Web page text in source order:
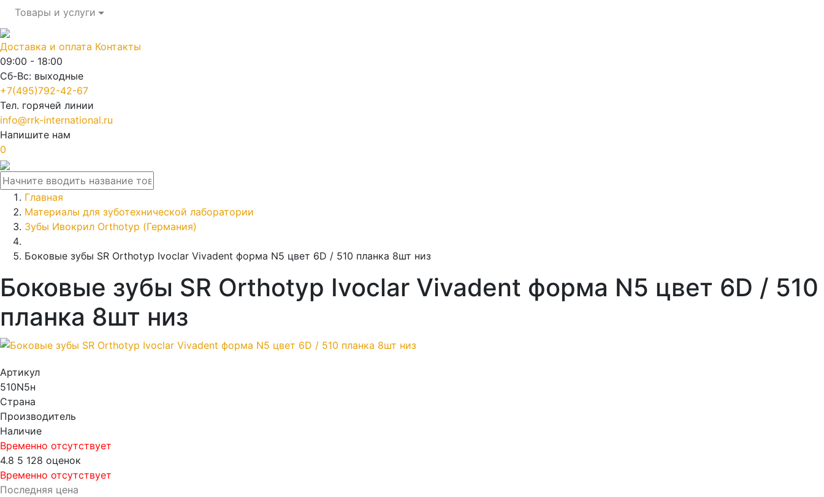
Товары и услуги
Доставка и оплата Контакты
09:00 - 18:00
Сб-Вс: выходные
+7(495)792-42-67
Тел. горячей линии
info@rrk-international.ru
Напишите нам
0
Главная
Материалы для зуботехнической лаборатории
Зубы Ивокрил Orthotyp (Германия)
Боковые зубы SR Orthotyp Ivoclar Vivadent форма N5 цвет 6D / 510 планка 8шт низ
Боковые зубы SR Orthotyp Ivoclar Vivadent форма N5 цвет 6D / 510
планка 8шт низ
Артикул
510N5н
Страна
Производитель
Наличие
Временно отсутствует
4.8 5 128 оценок
Временно отсутствует
Последняя цена